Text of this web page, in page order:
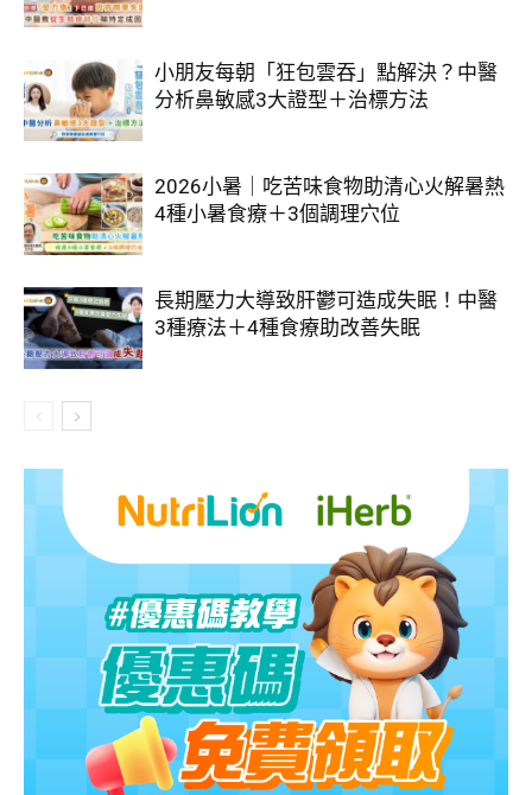
小朋友每朝「狂包雲吞」點解決？中醫
分析鼻敏感3大證型＋治標方法
2026小暑｜吃苦味食物助清心火解暑熱
4種小暑食療＋3個調理穴位
長期壓力大導致肝鬱可造成失眠！中醫
3種療法＋4種食療助改善失眠